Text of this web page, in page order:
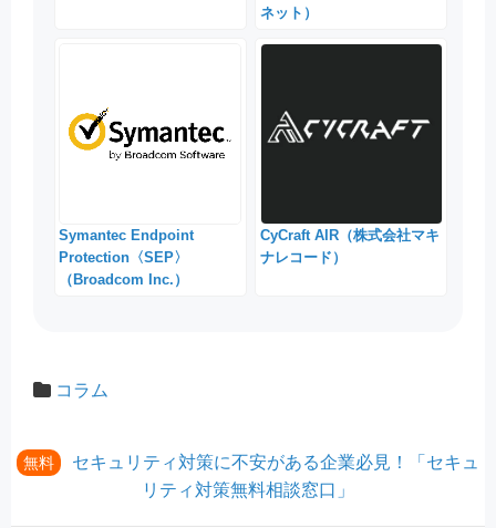
ネット）
Symantec Endpoint
Protection〈SEP〉
（Broadcom Inc.）
CyCraft AIR（株式会社マキ
ナレコード）
コラム
無料
セキュリティ対策に不安がある企業必見！「セキュ
リティ対策無料相談窓口」